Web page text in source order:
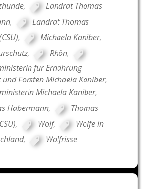
,
Landrat Thomas
,
Landrat Thomas
, Michaela Kaniber,
, Rhön,
für Ernährung
Forsten Michaela Kaniber,
Michaela Kaniber,
Habermann,
Thomas
, Wolf,
Wölfe in
, Wolfrisse